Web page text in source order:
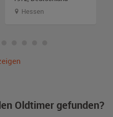
Hessen
Oldtimer gefunden?